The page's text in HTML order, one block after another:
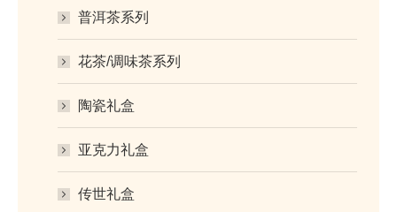
普洱茶系列
花茶/调味茶系列
陶瓷礼盒
亚克力礼盒
传世礼盒